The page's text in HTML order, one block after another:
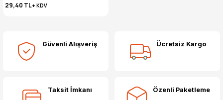
29,40 TL+ KDV
Güvenli Alışveriş Ücretsiz Kargo
Taksit İmkanı Özenli Paketleme